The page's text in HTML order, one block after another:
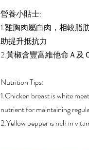
營養小貼士:
1.雞胸肉屬白肉，相較脂
助提升抵抗力
2.黃椒含豐富維他命Ａ及
Nutrition Tips:
1.Chicken breast is white
nutrient for maintaining
2.Yellow pepper is rich in